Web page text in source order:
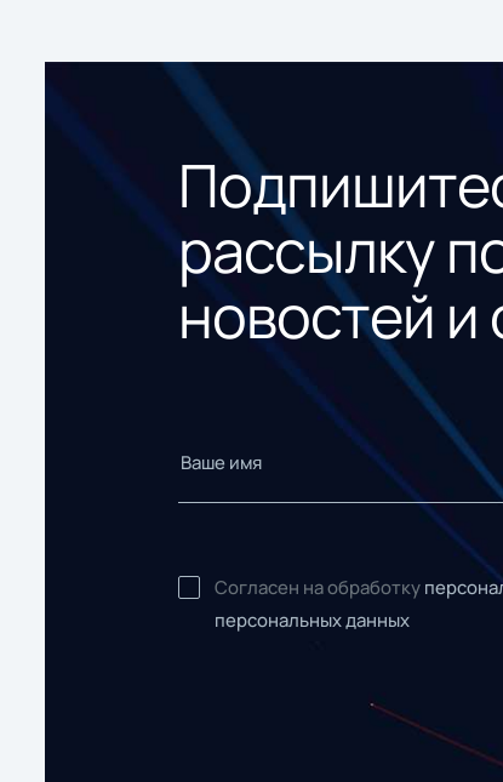
рассылку
новостей
Согласен на обработку
персональных данных